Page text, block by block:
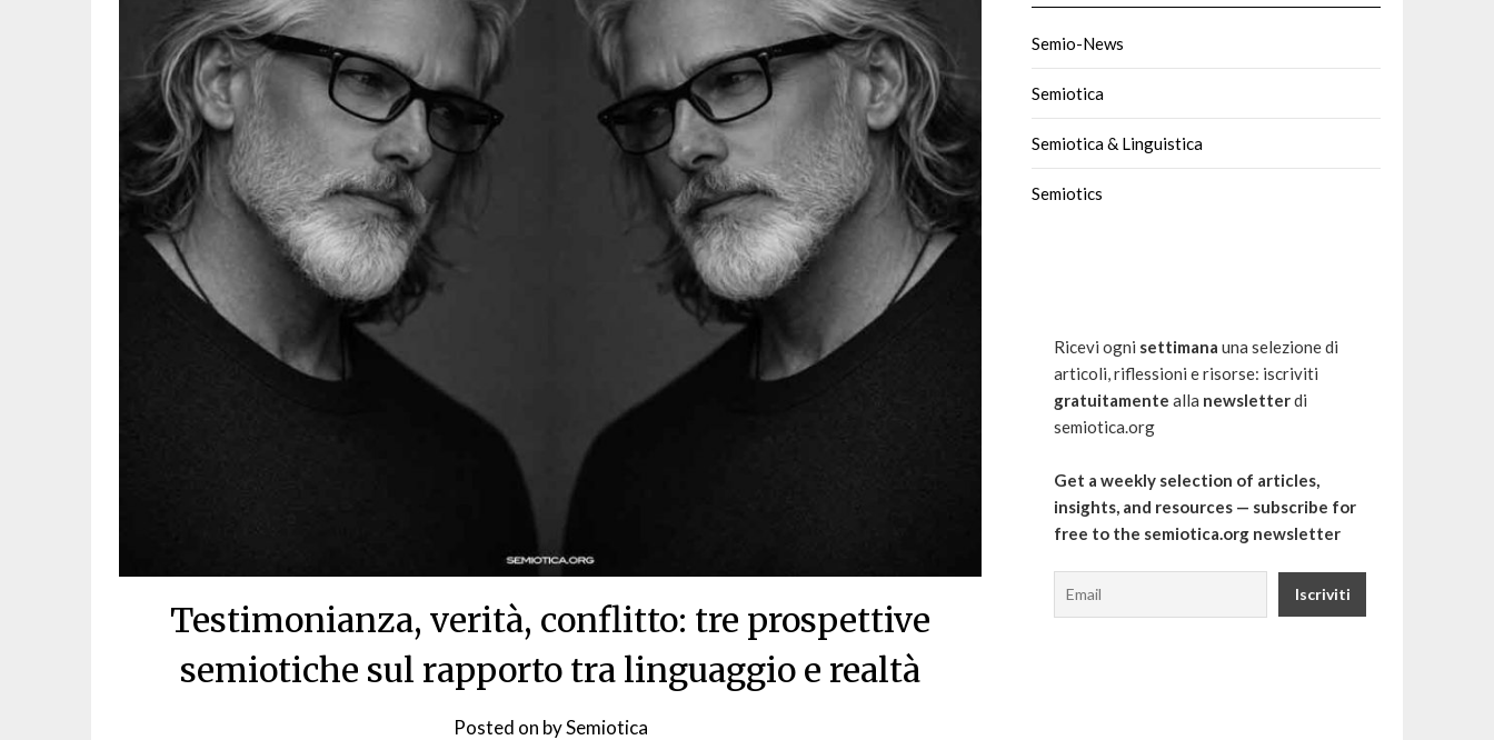
Testimonianza, verità, conflitto: tre prospettive
semiotiche sul rapporto tra linguaggio e realtà
Posted on bySemiotica
Semio-News
Semiotica
Semiotica & Linguistica
Semiotics
Ricevi ogni settimana una selezione di
articoli, riflessioni e risorse: iscriviti
gratuitamente alla newsletterdi
semiotica.org
Get a weekly selection of articles,
insights, and resources — subscribe for
free to the semiotica.org newsletter